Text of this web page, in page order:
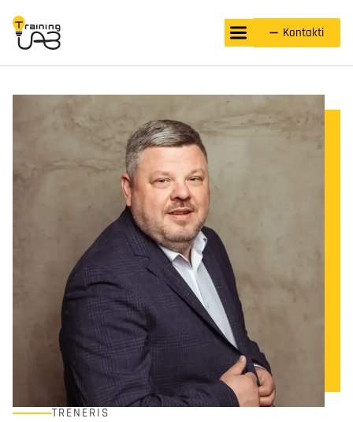
Kontakti
TRENERIS